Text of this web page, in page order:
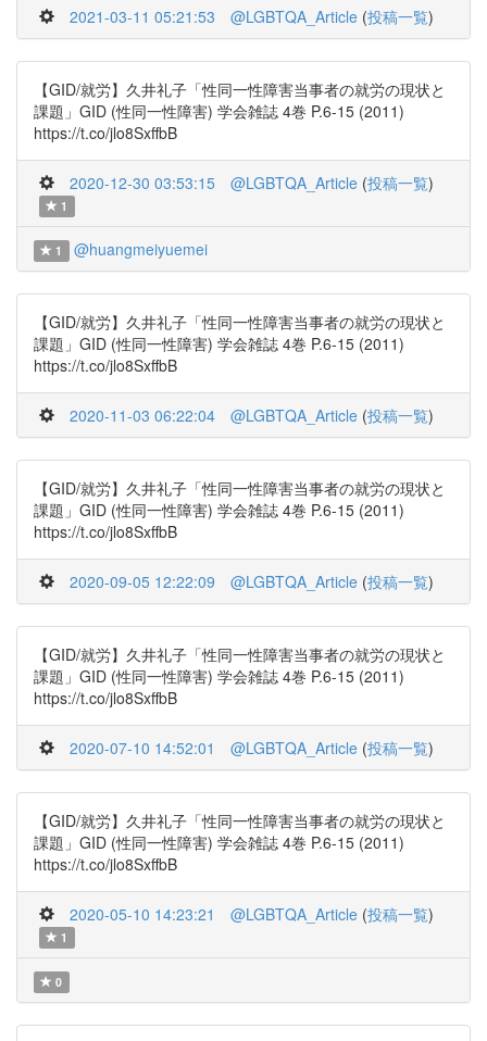
2021-03-11 05:21:53 @LGBTQA_Article (投稿一覧)
【GID/就労】久井礼子「性同一性障害当事者の就労の現状と
課題」GID (性同一性障害) 学会雑誌 4巻 P.6-15 (2011)
https://t.co/jlo8SxffbB
2020-12-30 03:53:15 @LGBTQA_Article (投稿一覧)
1
1 @huangmeiyuemei
【GID/就労】久井礼子「性同一性障害当事者の就労の現状と
課題」GID (性同一性障害) 学会雑誌 4巻 P.6-15 (2011)
https://t.co/jlo8SxffbB
2020-11-03 06:22:04 @LGBTQA_Article (投稿一覧)
【GID/就労】久井礼子「性同一性障害当事者の就労の現状と
課題」GID (性同一性障害) 学会雑誌 4巻 P.6-15 (2011)
https://t.co/jlo8SxffbB
2020-09-05 12:22:09 @LGBTQA_Article (投稿一覧)
【GID/就労】久井礼子「性同一性障害当事者の就労の現状と
課題」GID (性同一性障害) 学会雑誌 4巻 P.6-15 (2011)
https://t.co/jlo8SxffbB
2020-07-10 14:52:01 @LGBTQA_Article (投稿一覧)
【GID/就労】久井礼子「性同一性障害当事者の就労の現状と
課題」GID (性同一性障害) 学会雑誌 4巻 P.6-15 (2011)
https://t.co/jlo8SxffbB
2020-05-10 14:23:21 @LGBTQA_Article (投稿一覧)
1
0